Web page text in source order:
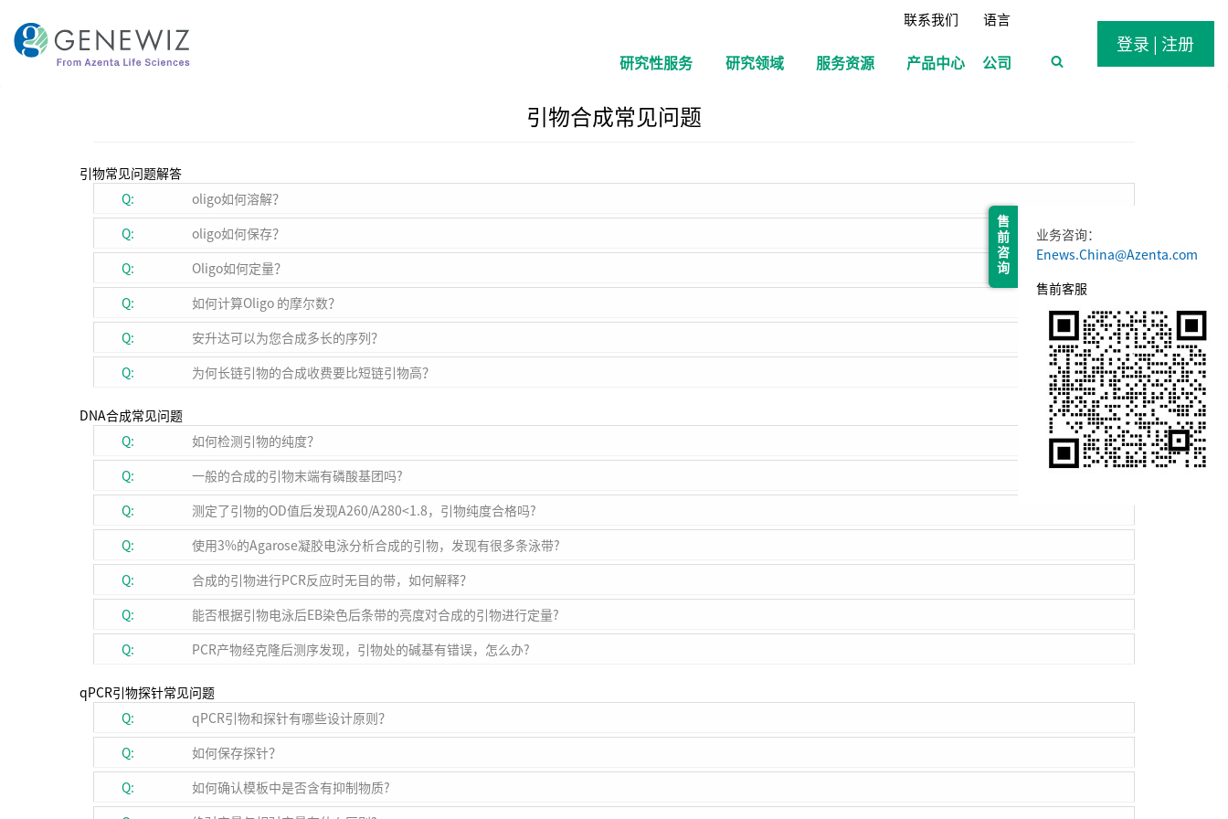
联系我们 语言
研究性服务 研究领域 服务资源 产品中心 公司
登录 | 注册
引物合成常见问题
引物常见问题解答
Q:
oligo如何溶解？
Q:
oligo如何保存？
Q:
Oligo如何定量？
Q:
如何计算Oligo 的摩尔数？
Q:
安升达可以为您合成多长的序列？
Q:
为何长链引物的合成收费要比短链引物高？
DNA合成常见问题
Q:
如何检测引物的纯度？
Q:
一般的合成的引物末端有磷酸基团吗?
Q:
测定了引物的OD值后发现A260/A280<1.8，引物纯度合格吗?
Q:
使用3%的Agarose凝胶电泳分析合成的引物，发现有很多条泳带?
Q:
合成的引物进行PCR反应时无目的带，如何解释？
Q:
能否根据引物电泳后EB染色后条带的亮度对合成的引物进行定量?
Q:
PCR产物经克隆后测序发现，引物处的碱基有错误，怎么办?
qPCR引物探针常见问题
Q:
qPCR引物和探针有哪些设计原则？
Q:
如何保存探针？
Q:
如何确认模板中是否含有抑制物质?
售 前 咨 询
业务咨询：
Enews.China@Azenta.com
售前客服